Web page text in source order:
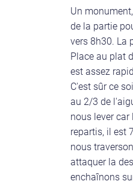
Un
de la partie
vers 8h30. La
Place au plat
est assez
C'est sûr ce
au 2/3 de
nous lever
repartis, il est
nous
attaquer la
enchaînons